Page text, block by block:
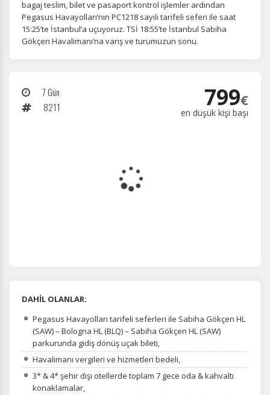
bagaj teslim, bilet ve pasaport kontrol işlemler ardından
Pegasus Havayolları‘nın PC1218 sayılı tarifeli seferi ile saat
15:25’te İstanbul’a uçuyoruz. TSİ 18:55’te İstanbul Sabiha
Gökçen Havalimanı’na varış ve turumuzun sonu.
7 Gün
8211
799€
en düşük kişi başı
DAHİL OLANLAR:
Pegasus Havayolları tarifeli seferleri ile Sabiha Gökçen HL
(SAW) – Bologna HL (BLQ) – Sabiha Gökçen HL (SAW)
parkurunda gidiş dönüş uçak bileti,
Havalimanı vergileri ve hizmetleri bedeli,
3* & 4* şehir dışı otellerde toplam 7 gece oda & kahvaltı
konaklamalar,